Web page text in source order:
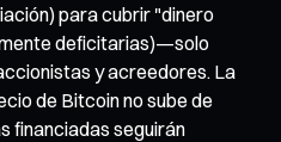
para cubrir "dinero
deficitarias)—solo
y acreedores. La
de Bitcoin no sube de
financiadas seguirán